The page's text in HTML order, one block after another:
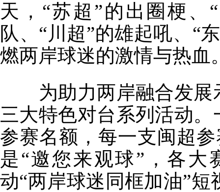
天，“苏超”的出圈梗、
队、“川超”的雄起吼、“
燃两岸球迷的激情与热血
为助力两岸融合发展
三大特色对台系列活动
参赛名额，每一支闽超
是“邀您来观球”，各大
动“两岸球迷同框加油”